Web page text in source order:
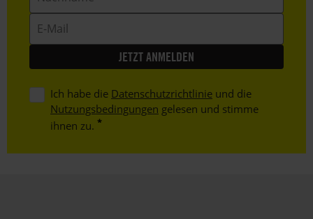
Mail
Ich habe die Datenschutzrichtlinie und die
Nutzungsbedingungen gelesen und stimme
ihnen zu.